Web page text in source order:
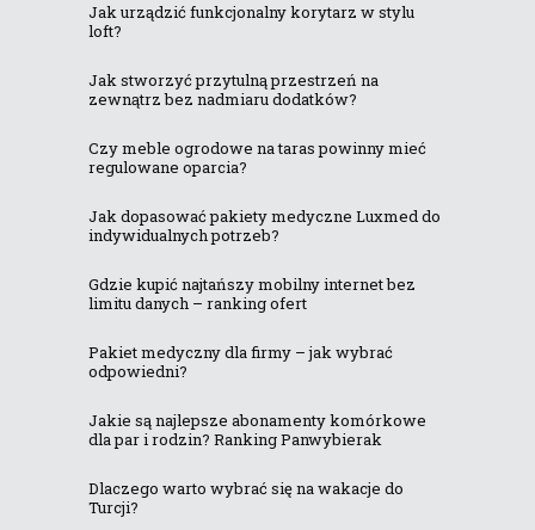
Jak urządzić funkcjonalny korytarz w stylu
loft?
Jak stworzyć przytulną przestrzeń na
zewnątrz bez nadmiaru dodatków?
Czy meble ogrodowe na taras powinny mieć
regulowane oparcia?
Jak dopasować pakiety medyczne Luxmed do
indywidualnych potrzeb?
Gdzie kupić najtańszy mobilny internet bez
limitu danych – ranking ofert
Pakiet medyczny dla firmy – jak wybrać
odpowiedni?
Jakie są najlepsze abonamenty komórkowe
dla par i rodzin? Ranking Panwybierak
Dlaczego warto wybrać się na wakacje do
Turcji?